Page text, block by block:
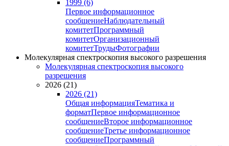
1999 (6)
Первое информационное
сообщениеНаблюдательный
комитетПрограммный
комитетОрганизационный
комитетТрудыФотографии
Молекулярная спектроскопия высокого разрешения
Молекулярная спектроскопия высокого
разрешения
2026 (21)
2026 (21)
Общая информацияТематика и
форматПервое информационное
сообщениеВторое информационное
сообщениеТретье информационное
сообщениеПрограммный